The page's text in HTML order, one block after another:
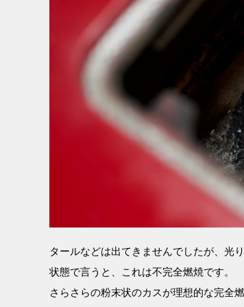
タールなどは出てきませんでしたが、光
状態で言うと、これは不完全燃焼です。
さらさらの粉末状のカスが理想的な完全